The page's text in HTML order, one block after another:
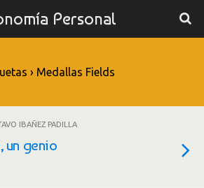
Personal
› Medallas Fields
IBAÑEZ PADILLA
un genio